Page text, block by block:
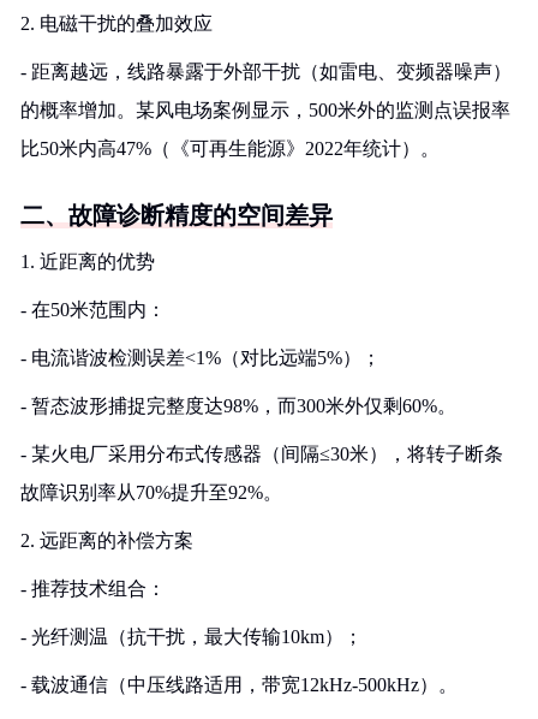
2. 电磁干扰的叠加效应
- 距离越远，线路暴露于外部干扰（如雷电、变频器噪声）
的概率增加。某风电场案例显示，500米外的监测点误报率
比50米内高47%（《可再生能源》2022年统计）。
二、故障诊断精度的空间差异
1. 近距离的优势
- 在50米范围内：
- 电流谐波检测误差<1%（对比远端5%）；
- 暂态波形捕捉完整度达98%，而300米外仅剩60%。
- 某火电厂采用分布式传感器（间隔≤30米），将转子断条
故障识别率从70%提升至92%。
2. 远距离的补偿方案
- 推荐技术组合：
- 光纤测温（抗干扰，最大传输10km）；
- 载波通信（中压线路适用，带宽12kHz-500kHz）。